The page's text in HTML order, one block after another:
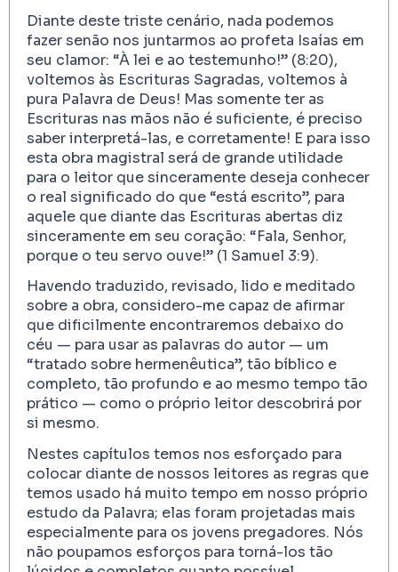
Diante deste triste cenário, nada podemos
fazer senão nos juntarmos ao profeta Isaías em
seu clamor: “À lei e ao testemunho!” (8:20),
voltemos às Escrituras Sagradas, voltemos à
pura Palavra de Deus! Mas somente ter as
Escrituras nas mãos não é suficiente, é preciso
saber interpretá-las, e corretamente! E para isso
esta obra magistral será de grande utilidade
para o leitor que sinceramente deseja conhecer
o real significado do que “está escrito”, para
aquele que diante das Escrituras abertas diz
sinceramente em seu coração: “Fala, Senhor,
porque o teu servo ouve!” (1 Samuel 3:9).
Havendo traduzido, revisado, lido e meditado
sobre a obra, considero-me capaz de afirmar
que dificilmente encontraremos debaixo do
céu — para usar as palavras do autor — um
“tratado sobre hermenêutica”, tão bíblico e
completo, tão profundo e ao mesmo tempo tão
prático — como o próprio leitor descobrirá por
si mesmo.
Nestes capítulos temos nos esforçado para
colocar diante de nossos leitores as regras que
temos usado há muito tempo em nosso próprio
estudo da Palavra; elas foram projetadas mais
especialmente para os jovens pregadores. Nós
não poupamos esforços para torná-los tão